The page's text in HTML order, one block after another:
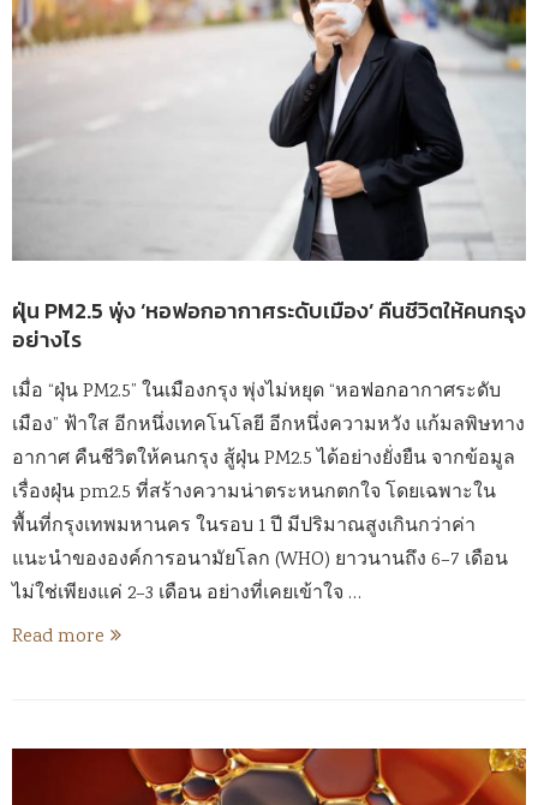
ฝุ่น PM2.5 พุ่ง ‘หอฟอกอากาศระดับเมือง’ คืนชีวิตให้คนกรุง
อย่างไร
เมื่อ “ฝุ่น PM2.5” ในเมืองกรุง พุ่งไม่หยุด “หอฟอกอากาศระดับ
เมือง” ฟ้าใส อีกหนึ่งเทคโนโลยี อีกหนึ่งความหวัง แก้มลพิษทาง
อากาศ คืนชีวิตให้คนกรุง สู้ฝุ่น PM2.5 ได้อย่างยั่งยืน จากข้อมูล
เรื่องฝุ่น pm2.5 ที่สร้างความน่าตระหนกตกใจ โดยเฉพาะใน
พื้นที่กรุงเทพมหานคร ในรอบ 1 ปี มีปริมาณสูงเกินกว่าค่า
แนะนำขององค์การอนามัยโลก (WHO) ยาวนานถึง 6–7 เดือน
ไม่ใช่เพียงแค่ 2–3 เดือน อย่างที่เคยเข้าใจ …
Read more